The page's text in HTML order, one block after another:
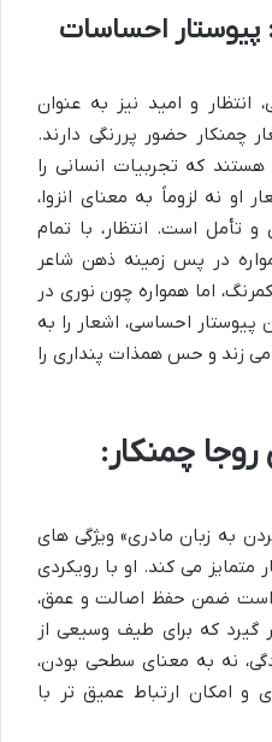
پیوستار احساسات
انتظار و امید نیز به عنوان
چمنکار حضور پررنگی دارند.
که تجربیات انسانی را
نه لزوماً به معنای انزوا،
و تأمل است. انتظار، با تمام
در پس زمینه ذهن شاعر
اما همواره چون نوری در
پیوستار احساسی، اشعار را به
می زند و حس همذات پنداری را
چمنکار:
به زبان مادری» ویژگی های
متمایز می کند. او با رویکردی
است ضمن حفظ اصالت و عمق،
گیرد که برای طیف وسیعی از
نه به معنای سطحی بودن،
و امکان ارتباط عمیق تر با